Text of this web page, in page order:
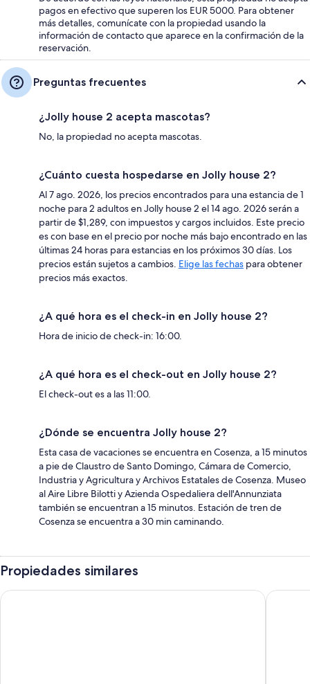
pagos en efectivo que superen los EUR 5000. Para obtener
más detalles, comunícate con la propiedad usando la
información de contacto que aparece en la confirmación de la
reservación.
Preguntas frecuentes
¿Jolly house 2 acepta mascotas?
No, la propiedad no acepta mascotas.
¿Cuánto cuesta hospedarse en Jolly house 2?
Al 7 ago. 2026, los precios encontrados para una estancia de 1
noche para 2 adultos en Jolly house 2 el 14 ago. 2026 serán a
partir de $1,289, con impuestos y cargos incluidos. Este precio
es con base en el precio por noche más bajo encontrado en las
últimas 24 horas para estancias en los próximos 30 días. Los
precios están sujetos a cambios. Elige las fechas para obtener
precios más exactos.
¿A qué hora es el check-in en Jolly house 2?
Hora de inicio de check-in: 16:00.
¿A qué hora es el check-out en Jolly house 2?
El check-out es a las 11:00.
¿Dónde se encuentra Jolly house 2?
Esta casa de vacaciones se encuentra en Cosenza, a 15 minutos
a pie de Claustro de Santo Domingo, Cámara de Comercio,
Industria y Agricultura y Archivos Estatales de Cosenza. Museo
al Aire Libre Bilotti y Azienda Ospedaliera dell'Annunziata
también se encuentran a 15 minutos. Estación de tren de
Cosenza se encuentra a 30 min caminando.
Propiedades similares
Ad Ricezioni Villa Francesca